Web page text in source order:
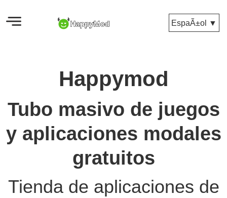
EspaÃ±ol ▼
Happymod
Tubo masivo de juegos
y aplicaciones modales
gratuitos
Tienda de aplicaciones de